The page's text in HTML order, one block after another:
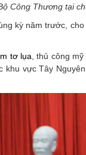
Công Thương tại
kỳ năm trước,
tơ lụa , thủ công
vực Tây